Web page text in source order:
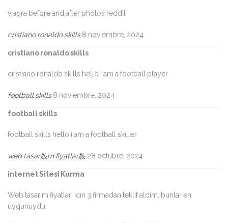
viagra before and after photos reddit
cristiano ronaldo skills 8 noviembre, 2024
cristiano ronaldo skills
cristiano ronaldo skills hello i am a football player
football skills 8 noviembre, 2024
football skills
football skills hello i am a football skiller
web tasar脹m fiyatlar脹 28 octubre, 2024
internet Sitesi Kurma
Web tasarim fiyatlari icin 3 firmadan teklif aldim, bunlar en
uygunuydu.